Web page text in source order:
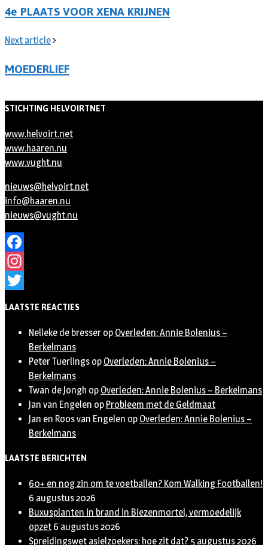
4e PLAATS VOOR XENA KRIJNEN
Next article
MOEDERLIEF
STICHTING HELVOIRTNET
www.helvoirt.net
www.haaren.nu
www.vught.nu
nieuws@helvoirt.net
info@haaren.nu
nieuws@vught.nu
Facebook
Instagram
LAATSTE REACTIES
Nelleke de bresser op Overleden: Annie Bolenius –
Berkelmans
Peter Tuerlings op Overleden: Annie Bolenius –
Berkelmans
Twan de Jongh op Overleden: Annie Bolenius – Berkelmans
Jan van Engelen op Probleem met de Geldmaat
Jan en Roos van Engelen op Overleden: Annie Bolenius –
Berkelmans
LAATSTE BERICHTEN
60+ en nog zin om te voetballen? Kom Walking Footballen!
6 augustus 2026
Buxusplanten in brand in Biezenmortel, vermoedelijk
opzet 6 augustus 2026
Spreidingswet asielzoekers: hoe zit dat? 5 augustus 2026